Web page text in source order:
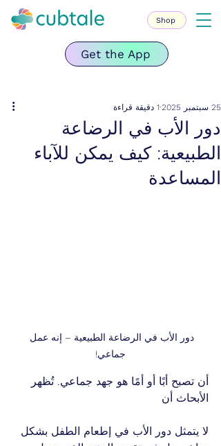
Get the App
Shop
دور الأب في الرضاعة
الطبيعية: كيف يمكن للآباء
المساعدة
25 سبتمبر 2025 1 دقيقة قراءة
دور الأب في الرضاعة الطبيعية – إنه عمل
جماعي!
أن تصبح أبًا أو أمًا هو جهد جماعي. تُظهر
الأبحاث أن
لا يتمثل دور الأب في إطعام الطفل بشكل